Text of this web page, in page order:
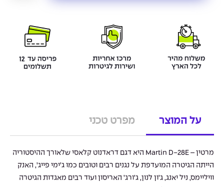
על המוצר מפרט טכני
מרטין – Martin D-28E היא דגם דראדנוט קלאסי שלאורך ההיסטוריה
הייתה הגיטרה המועדפת על נגנים רבים וטובים כמו ג’ימי פייג’, האנק
וויליימס, ניל יאנג, ג’ון לנון, ג’ורג’ האריסון ועוד רבים מאגדות הגיטרה